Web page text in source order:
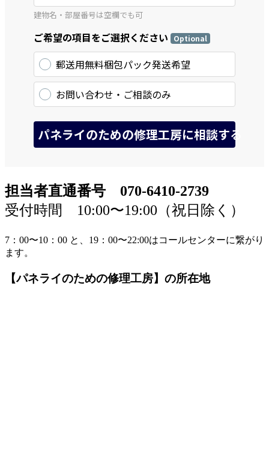
担当者直通番号 070-6410-2739
受付時間 10:00〜19:00（祝日除く）
7：00〜10：00 と、19：00〜22:00はコールセンターに繋がり
ます。
【パネライのための修理工房】の所在地